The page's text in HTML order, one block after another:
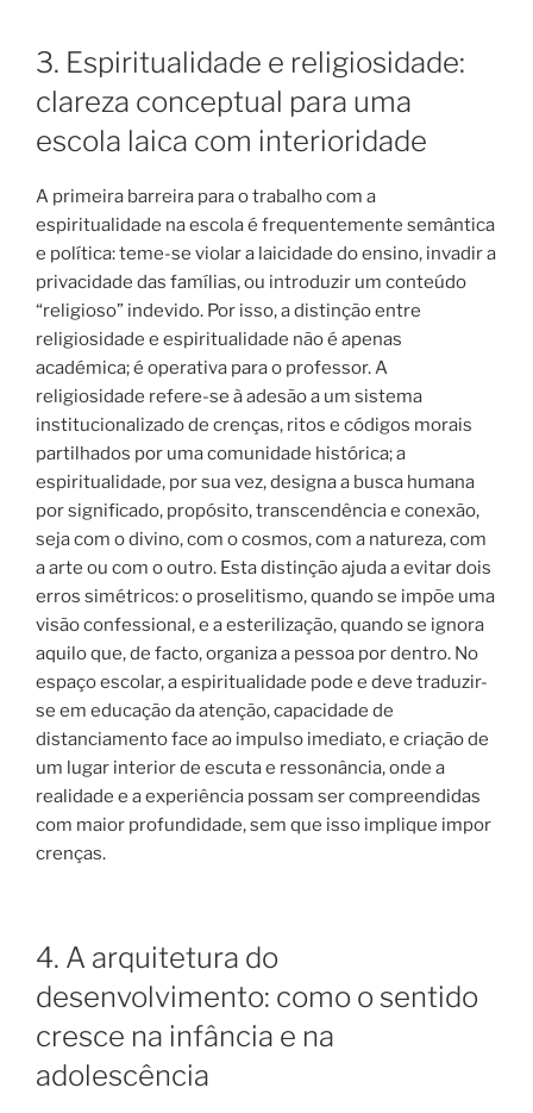
3. Espiritualidade e religiosidade:
clareza conceptual para uma
escola laica com interioridade
A primeira barreira para o trabalho com a
espiritualidade na escola é frequentemente semântica
e política: teme-se violar a laicidade do ensino, invadir a
privacidade das famílias, ou introduzir um conteúdo
“religioso” indevido. Por isso, a distinção entre
religiosidade e espiritualidade não é apenas
académica; é operativa para o professor. A
religiosidade refere-se à adesão a um sistema
institucionalizado de crenças, ritos e códigos morais
partilhados por uma comunidade histórica; a
espiritualidade, por sua vez, designa a busca humana
por significado, propósito, transcendência e conexão,
seja com o divino, com o cosmos, com a natureza, com
a arte ou com o outro. Esta distinção ajuda a evitar dois
erros simétricos: o proselitismo, quando se impõe uma
visão confessional, e a esterilização, quando se ignora
aquilo que, de facto, organiza a pessoa por dentro. No
espaço escolar, a espiritualidade pode e deve traduzir-
se em educação da atenção, capacidade de
distanciamento face ao impulso imediato, e criação de
um lugar interior de escuta e ressonância, onde a
realidade e a experiência possam ser compreendidas
com maior profundidade, sem que isso implique impor
crenças.
4. A arquitetura do
desenvolvimento: como o sentido
cresce na infância e na
adolescência